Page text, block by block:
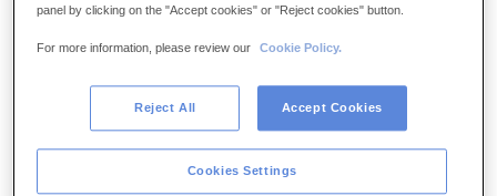
panel by clicking on the "Accept cookies" or "Reject cookies" button.
For more information, please review our Cookie Policy.
Cookies Settings
Reject All Accept Cookies